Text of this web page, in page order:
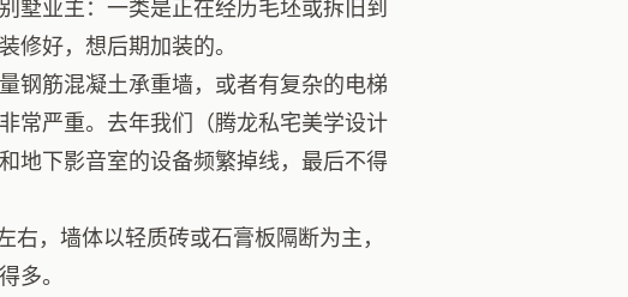
墅业主：一类是正在经历毛坯或拆旧到
修好，想后期加装的。
钢筋混凝土承重墙，或者有复杂的电梯
常严重。去年我们（腾龙私宅美学设计
地下影音室的设备频繁掉线，最后不得
，墙体以轻质砖或石膏板隔断为主，
多。